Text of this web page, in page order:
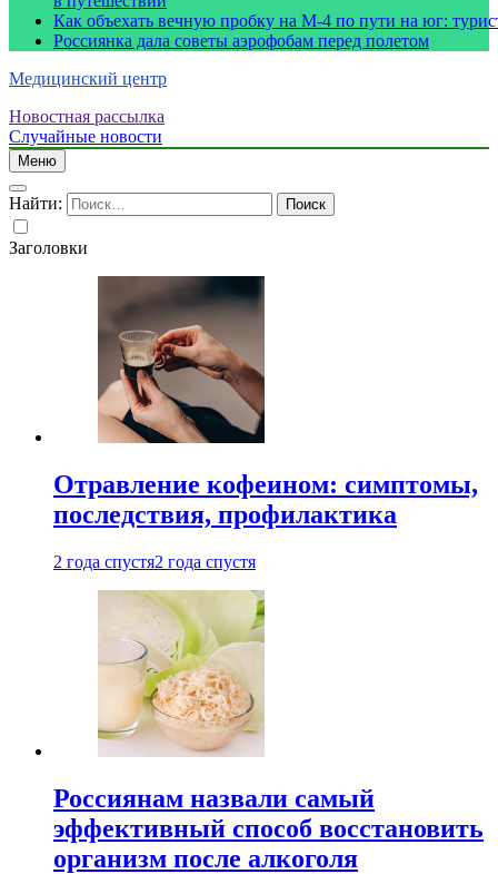
Как объехать вечную пробку на М-4 по пути на юг:
Россиянка дала советы аэрофобам перед полетом
Медицинский центр
Новостная рассылка
Случайные новости
Меню
Найти:
Заголовки
Отравление кофеином: симптомы,
последствия, профилактика
2 года спустя2 года спустя
Россиянам назвали самый
эффективный способ восстановить
организм после алкоголя